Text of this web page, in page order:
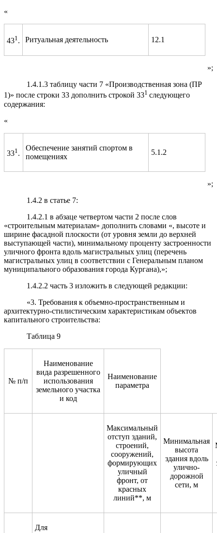
«
431. Ритуальная деятельность 12.1
»;
1.4.1.3 таблицу части 7 «Производственная зона (ПР
1)» после строки 33 дополнить строкой 331 следующего
содержания:
«
331 .
Обеспечение занятий спортом в
помещениях
5.1.2
»;
1.4.2 в статье 7:
1.4.2.1 в абзаце четвертом части 2 после слов
«строительным материалам» дополнить словами «, высоте и
ширине фасадной плоскости (от уровня земли до верхней
выступающей части), минимальному проценту застроенности
уличного фронта вдоль магистральных улиц (перечень
магистральных улиц в соответствии с Генеральным планом
муниципального образования города Кургана),»;
1.4.2.2 часть 3 изложить в следующей редакции:
«3. Требования к объемно-пространственным и
архитектурно-стилистическим характеристикам объектов
капитального строительства:
Таблица 9
№ п/п
Наименование
вида разрешенного
использования
земельного участка
и код
Наименование
параметра
Максимальный
отступ зданий,
строений,
сооружений,
формирующих
уличный
фронт, от
красных
линий**, м
Минимальная
высота
здания вдоль
улично-
дорожной
сети, м
Для